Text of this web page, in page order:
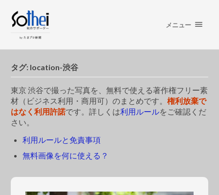
メニュー
タグ: location-渋谷
東京 渋谷で撮った写真を、無料で使える著作権フリー素
材（ビジネス利用・商用可）のまとめです。権利放棄で
はなく利用許諾です。詳しくは利用ルールをご確認くだ
さい。
利用ルールと免責事項
無料画像を何に使える？